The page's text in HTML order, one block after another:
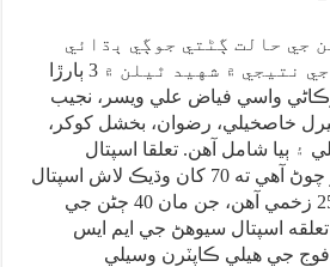
جي حالت ڳڻتي جوڳي ٻڌائي
پئي وڃي. بم ڌماڪي جي نتيجي ۾ شهيد ٿيلن ۾ 3 ٻارڙا
واسي فياض علي ويسر، نجيب
خاصخيلي، رضوان، بخشل کوکر،
ٻيا شامل آهن. تعلقا اسپتال
سيوهڻ جي ايم ايس جو چوڻ آهي ته 70 کان وڌيڪ لاش اسپتال
آندا ويا آهن، جڏهن ته 254 زخمي آهن، جن مان 40 ڄڻن جي
اسپتال سيوهڻ جي ايم ايس
جي هيلي ڪاپٽرن وسيلي